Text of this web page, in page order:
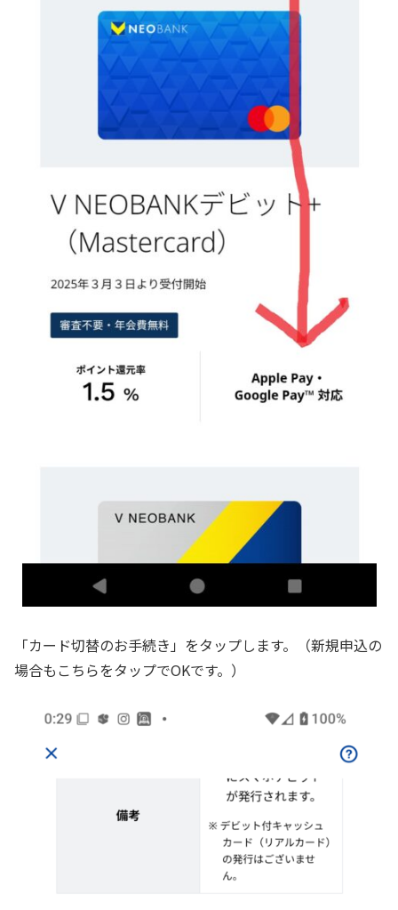
「カード切替のお手続き」をタップします。（新規申込の
場合もこちらをタップでOKです。）